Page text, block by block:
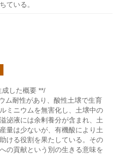
ている。
成した概要 **/
ム耐性があり、酸性土壌で生育
ミニウムを無害化し、土壌中の
泌液には余剰養分が含まれ、土
量は少ないが、有機酸により土
ける役割を果たしている。その
の貢献という別の生きる意味を